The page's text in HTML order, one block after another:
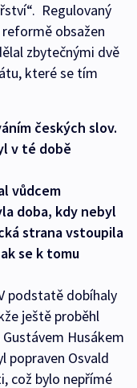
Regulovaný
obsažen
zbytečnými dvě
které se tím
českých slov.
v té době
vůdcem
doba, kdy nebyl
strana vstoupila
se k tomu
podstatě dobíhaly
ještě proběhl
Husákem
popraven Osvald
což bylo nepřímé